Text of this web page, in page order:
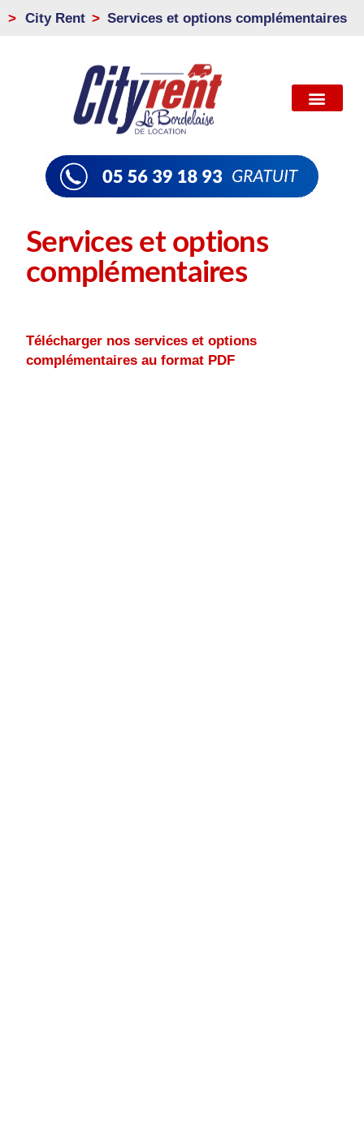
> City Rent Services et options complémentaires
Services et options
complémentaires
Télécharger nos services et options
complémentaires au format PDF